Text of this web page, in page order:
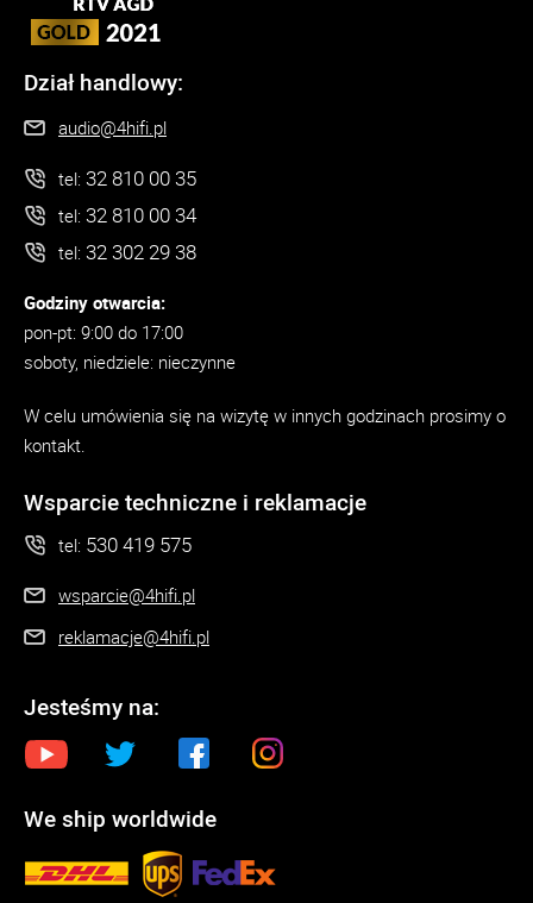
Dział handlowy:
audio@4hifi.pl
tel: 32 810 00 35
tel: 32 810 00 34
tel: 32 302 29 38
Godziny otwarcia:
pon-pt: 9:00 do 17:00
soboty, niedziele: nieczynne
W celu umówienia się na wizytę w innych godzinach prosimy o
kontakt.
Wsparcie techniczne i reklamacje
tel: 530 419 575
wsparcie@4hifi.pl
reklamacje@4hifi.pl
Jesteśmy na:
We ship worldwide